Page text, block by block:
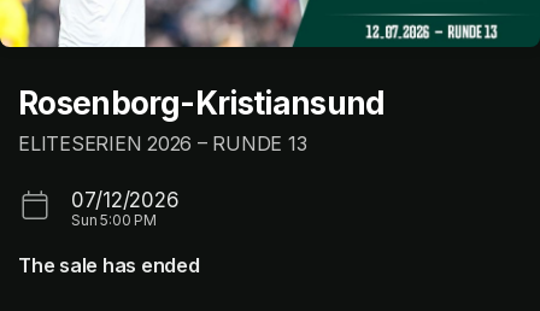
Rosenborg-Kristiansund
ELITESERIEN 2026 – RUNDE 13
07/12/2026
Sun 5:00 PM
The sale has ended